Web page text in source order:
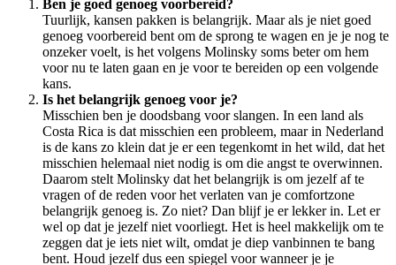
Ben je goed genoeg voorbereid?
Tuurlijk, kansen pakken is belangrijk. Maar als je niet goed
genoeg voorbereid bent om de sprong te wagen en je je nog te
onzeker voelt, is het volgens Molinsky soms beter om hem
voor nu te laten gaan en je voor te bereiden op een volgende
kans.
Is het belangrijk genoeg voor je?
Misschien ben je doodsbang voor slangen. In een land als
Costa Rica is dat misschien een probleem, maar in Nederland
is de kans zo klein dat je er een tegenkomt in het wild, dat het
misschien helemaal niet nodig is om die angst te overwinnen.
Daarom stelt Molinsky dat het belangrijk is om jezelf af te
vragen of de reden voor het verlaten van je comfortzone
belangrijk genoeg is. Zo niet? Dan blijf je er lekker in. Let er
wel op dat je jezelf niet voorliegt. Het is heel makkelijk om te
zeggen dat je iets niet wilt, omdat je diep vanbinnen te bang
bent. Houd jezelf dus een spiegel voor wanneer je je